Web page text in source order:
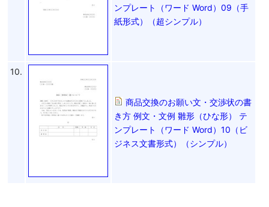
ンプレート（ワード Word）09（手
紙形式）（超シンプル）
10.
商品交換のお願い文・交渉状の書
き方 例文・文例 雛形（ひな形） テ
ンプレート（ワード Word）10（ビ
ジネス文書形式）（シンプル）